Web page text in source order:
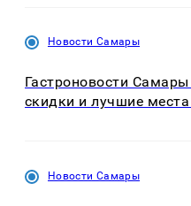
Новости Самары
Гастроновости
скидки и лучшие
Новости Самары